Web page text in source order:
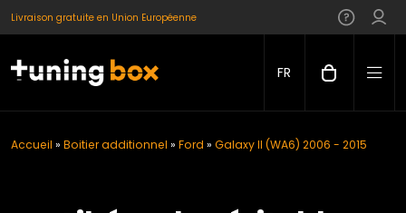
Livraison gratuite en Union Européenne
FR
Accueil » Boitier additionnel » Ford » Galaxy II (WA6) 2006 - 2015